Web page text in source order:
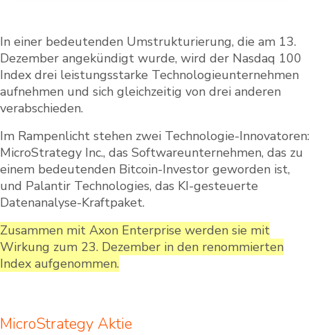
In einer bedeutenden Umstrukturierung, die am 13.
Dezember angekündigt wurde, wird der Nasdaq 100
Index drei leistungsstarke Technologieunternehmen
aufnehmen und sich gleichzeitig von drei anderen
verabschieden.
Im Rampenlicht stehen zwei Technologie-Innovatoren:
MicroStrategy Inc., das Softwareunternehmen, das zu
einem bedeutenden Bitcoin-Investor geworden ist,
und Palantir Technologies, das KI-gesteuerte
Datenanalyse-Kraftpaket.
Zusammen mit Axon Enterprise werden sie mit
Wirkung zum 23. Dezember in den renommierten
Index aufgenommen.
MicroStrategy Aktie